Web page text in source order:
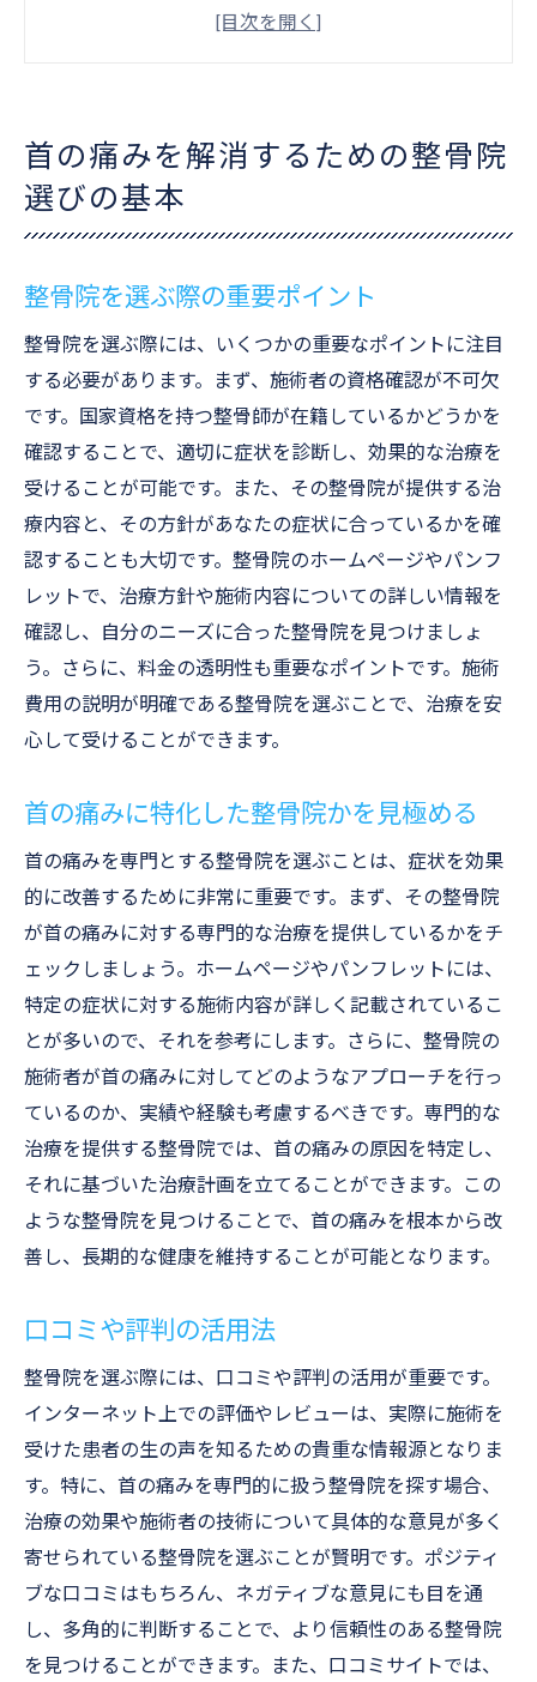
口コミや評判の活用法
地域でのアクセスのしやすさ
整骨院で首の痛みを根本から解決する方法
根本原因へのアプローチ方法
痛みの再発防止策
整骨院での継続的な治療の重要性
自宅でできるサポートケア
患者と治療師のコミュニケーション
宮崎市田野町乙で信頼できる整骨院の特徴
地域密着型の整骨院のメリット
専門的な知識と経験豊富なスタッフ
患者一人ひとりに合わせた治療法
最新の設備を備えた整骨院
リラックスできる施術環境
整骨院での首の痛み治療における最新技術の活
レーザー治療や超音波治療の効果
先進的なリハビリテーション技術
テクノロジーを活用した痛みの分析
新しい治療法とその成果
整骨院が提供する先端技術のメリット
国家資格を持つ整骨院の専門家による的確な診
断
国家資格保有者の信頼性と安心感
専門的な診断技術の紹介
個別対応のカスタマイズ治療
診断結果に基づいた治療プラン
多角的な視点での症状分析
整骨院の安心できる治療環境の選び方
清潔な施術室での癒しの時間
プライバシーを守る施術空間
患者の声を聴くホスピタリティ
治療環境がもたらす心身のリラクゼーショ
ン
快適さを追求した整骨院の設備
安心して通える整骨院の特徴
首の痛みを解消するための整骨院
選びの基本
整骨院を選ぶ際の重要ポイント
整骨院を選ぶ際には、いくつかの重要なポイントに注目
する必要があります。まず、施術者の資格確認が不可欠
です。国家資格を持つ整骨師が在籍しているかどうかを
確認することで、適切に症状を診断し、効果的な治療を
受けることが可能です。また、その整骨院が提供する治
療内容と、その方針があなたの症状に合っているかを確
認することも大切です。整骨院のホームページやパンフ
レットで、治療方針や施術内容についての詳しい情報を
確認し、自分のニーズに合った整骨院を見つけましょ
う。さらに、料金の透明性も重要なポイントです。施術
費用の説明が明確である整骨院を選ぶことで、治療を安
心して受けることができます。
首の痛みに特化した整骨院かを見極める
首の痛みを専門とする整骨院を選ぶことは、症状を効果
的に改善するために非常に重要です。まず、その整骨院
が首の痛みに対する専門的な治療を提供しているかをチ
ェックしましょう。ホームページやパンフレットには、
特定の症状に対する施術内容が詳しく記載されているこ
とが多いので、それを参考にします。さらに、整骨院の
施術者が首の痛みに対してどのようなアプローチを行っ
ているのか、実績や経験も考慮するべきです。専門的な
治療を提供する整骨院では、首の痛みの原因を特定し、
それに基づいた治療計画を立てることができます。この
ような整骨院を見つけることで、首の痛みを根本から改
善し、長期的な健康を維持することが可能となります。
口コミや評判の活用法
整骨院を選ぶ際には、口コミや評判の活用が重要です。
インターネット上での評価やレビューは、実際に施術を
受けた患者の生の声を知るための貴重な情報源となりま
す。特に、首の痛みを専門的に扱う整骨院を探す場合、
治療の効果や施術者の技術について具体的な意見が多く
寄せられている整骨院を選ぶことが賢明です。ポジティ
ブな口コミはもちろん、ネガティブな意見にも目を通
し、多角的に判断することで、より信頼性のある整骨院
を見つけることができます。また、口コミサイトでは、